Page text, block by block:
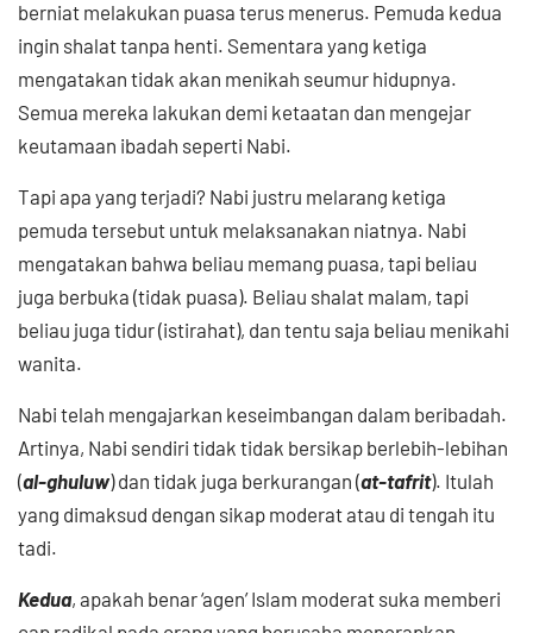
berniat melakukan puasa terus menerus. Pemuda kedua
ingin shalat tanpa henti. Sementara yang ketiga
mengatakan tidak akan menikah seumur hidupnya.
Semua mereka lakukan demi ketaatan dan mengejar
keutamaan ibadah seperti Nabi.
Tapi apa yang terjadi? Nabi justru melarang ketiga
pemuda tersebut untuk melaksanakan niatnya. Nabi
mengatakan bahwa beliau memang puasa, tapi beliau
juga berbuka (tidak puasa). Beliau shalat malam, tapi
beliau juga tidur (istirahat), dan tentu saja beliau menikahi
wanita.
Nabi telah mengajarkan keseimbangan dalam beribadah.
Artinya, Nabi sendiri tidak tidak bersikap berlebih-lebihan
(al-ghuluw) dan tidak juga berkurangan (at-tafrit). Itulah
yang dimaksud dengan sikap moderat atau di tengah itu
tadi.
Kedua, apakah benar ‘agen’ Islam moderat suka memberi